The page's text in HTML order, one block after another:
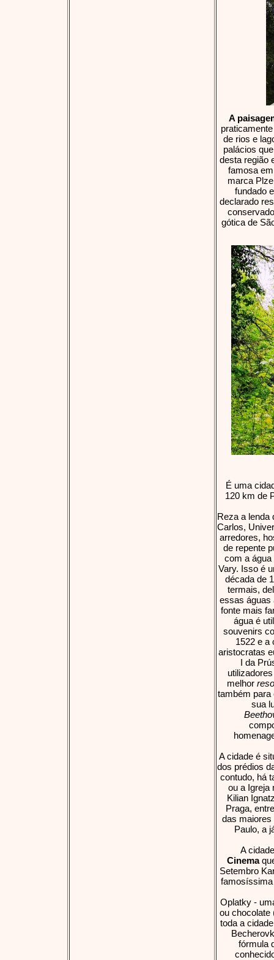
A
de rios e
palácios
desta região
famosa
marca
fundado
declarado
gótica de
É uma
120 km de
Reza a lenda
Carlos,
arredores,
de repente
com a
Vary. Isso é
década de
termais,
essas águas
fonte mais
água é
souvenirs
1522 e a
aristocratas
I da
melhor
também
sua
A cidade é
dos prédios
contudo, há
ou a Igreja
Kilian
Praga,
das maiores
Paulo, a
A
Cinema
Setembro
famosíssima
Oplatky -
ou chocolate
toda a
fórmula